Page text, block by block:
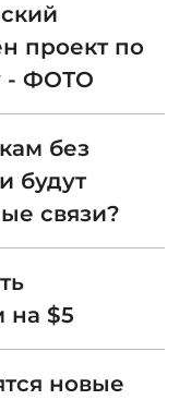
проект по
- ФОТО
без
будут
связи?
на $5
новые